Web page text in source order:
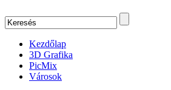
Kezdőlap
3D Grafika
PicMix
Városok